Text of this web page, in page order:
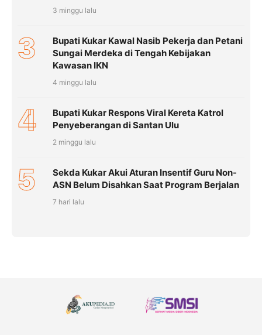
3 minggu lalu
3
Bupati Kukar Kawal Nasib Pekerja dan Petani
Sungai Merdeka di Tengah Kebijakan
Kawasan IKN
4 minggu lalu
4
Bupati Kukar Respons Viral Kereta Katrol
Penyeberangan di Santan Ulu
2 minggu lalu
5
Sekda Kukar Akui Aturan Insentif Guru Non-
ASN Belum Disahkan Saat Program Berjalan
7 hari lalu